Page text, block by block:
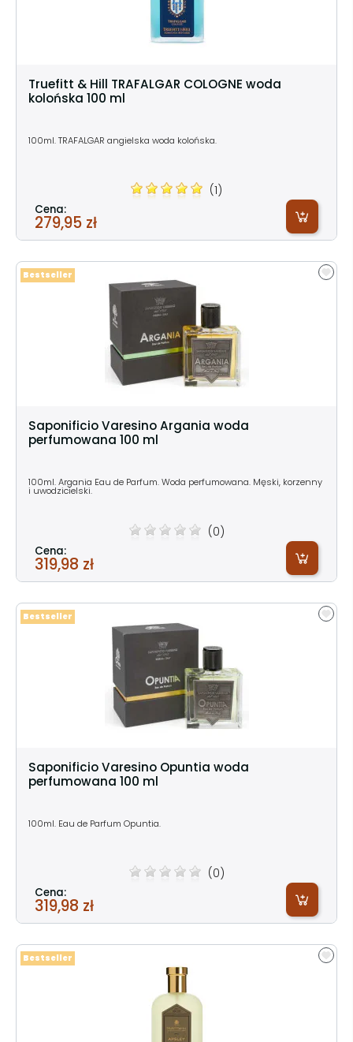
Truefitt & Hill TRAFALGAR COLOGNE woda
kolońska 100 ml
100ml. TRAFALGAR angielska woda kolońska.
(1)
Cena:
279,95 zł
Saponificio Varesino Argania woda
perfumowana 100 ml
100ml. Argania Eau de Parfum. Woda perfumowana. Męski, korzenny
i uwodzicielski.
(0)
Cena:
319,98 zł
Bestseller
Saponificio Varesino Opuntia woda
perfumowana 100 ml
100ml. Eau de Parfum Opuntia.
(0)
Cena:
319,98 zł
Bestseller
Bestseller